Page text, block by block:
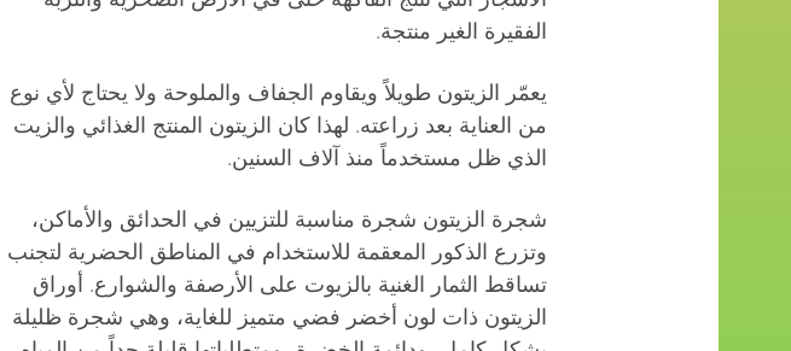
الفقيرة الغير منتجة.
يعمّر الزيتون طويلاً ويقاوم الجفاف والملوحة ولا يحتاج لأي نوع
من العناية بعد زراعته. لهذا كان الزيتون المنتج الغذائي والزيت
الذي ظل مستخدماً منذ آلاف السنين.
شجرة الزيتون شجرة مناسبة للتزيين في الحدائق والأماكن،
وتزرع الذكور المعقمة للاستخدام في المناطق الحضرية لتجنب
تساقط الثمار الغنية بالزيوت على الأرصفة والشوارع. أوراق
الزيتون ذات لون أخضر فضي متميز للغاية، وهي شجرة ظليلة